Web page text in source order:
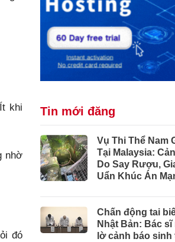
khi
nhờ
đó
Tin mới đăng
Vụ Thi Thể Nam
Tại Malaysia:
Do Say Rượu,
Uẩn Khúc Án
Chấn động tai
Nhật Bản: Bác
lờ cảnh báo sinh